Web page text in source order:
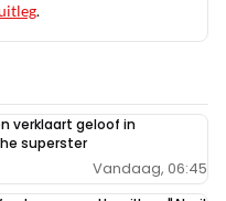
.
verklaart geloof in
superster
Vandaag, 06:45